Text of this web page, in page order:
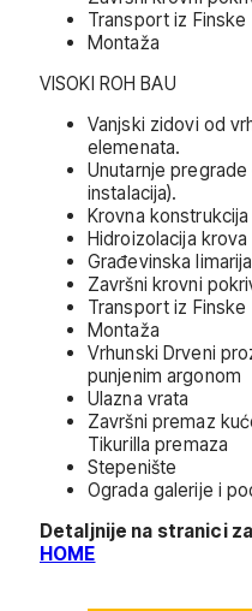
Transport iz Finske
Montaža
VISOKI ROH BAU
Vanjski zidovi od
elemenata.
Unutarnje
instalacija).
Krovna konstrukcija
Hidroizolacija krova
Građevinska limarija
Završni krovni
Transport iz Finske
Montaža
Vrhunski Drveni
punjenim argonom
Ulazna vrata
Završni premaz
Tikurilla premaza
Stepenište
Ograda galerije i
Detaljnije na stranici
HOME